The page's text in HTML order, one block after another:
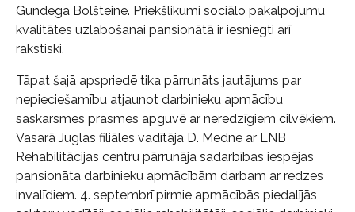
Gundega Bolšteine. Priekšlikumi sociālo pakalpojumu
kvalitātes uzlabošanai pansionātā ir iesniegti arī
rakstiski.
Tāpat šajā apspriedē tika pārrunāts jautājums par
nepieciešamību atjaunot darbinieku apmācību
saskarsmes prasmes apguvē ar neredzīgiem cilvēkiem.
Vasarā Juglas filiāles vadītāja D. Medne ar LNB
Rehabilitācijas centru pārrunāja sadarbības iespējas
pansionāta darbinieku apmācībām darbam ar redzes
invalīdiem. 4. septembrī pirmie apmācībās piedalījās